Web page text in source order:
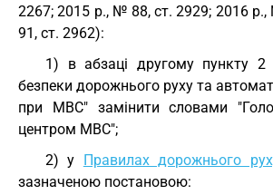
2267; 2015 р., № 88, ст. 2929; 2016
91, ст. 2962):
1) в абзаці другому пункту 2
безпеки дорожнього руху та
при МВС" замінити словами
центром МВС";
2) у Правилах дорожнього
зазначеною постановою: